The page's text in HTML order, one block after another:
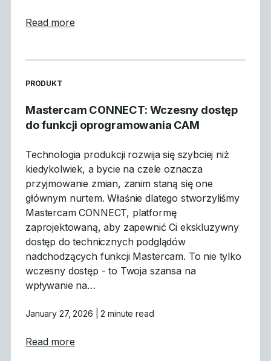
Read moreabout Czego się nauczyliśmy:
READ MORE ARTICLES ABOUT
PRODUKT
Mastercam CONNECT: Wczesny dostęp
do funkcji oprogramowania CAM
Technologia produkcji rozwija się szybciej niż
kiedykolwiek, a bycie na czele oznacza
przyjmowanie zmian, zanim staną się one
głównym nurtem. Właśnie dlatego stworzyliśmy
Mastercam CONNECT, platformę
zaprojektowaną, aby zapewnić Ci ekskluzywny
dostęp do technicznych podglądów
nadchodzących funkcji Mastercam. To nie tylko
wczesny dostęp - to Twoja szansa na
wpływanie na…
January 27, 2026 | 2 minute read
Read moreabout Mastercam CONNECT: Wczesny